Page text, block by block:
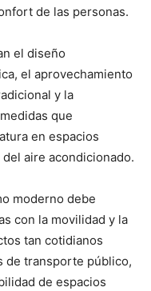
de las personas.
el diseño
el aprovechamiento
y la
que
en espacios
aire acondicionado.
moderno debe
con la movilidad y la
tan cotidianos
de transporte público,
de espacios